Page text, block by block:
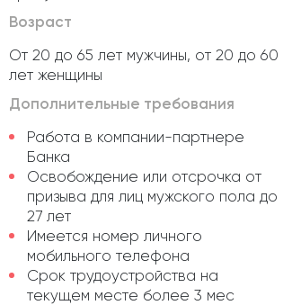
Возраст
От 20 до 65 лет мужчины, от 20 до 60
лет женщины
Дополнительные требования
Работа в компании-партнере
Банка
Освобождение или отсрочка от
призыва для лиц мужского пола до
27 лет
Имеется номер личного
мобильного телефона
Срок трудоустройства на
текущем месте более 3 мес